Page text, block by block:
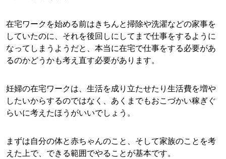
在宅ワークを始める前はきちんと掃除や洗濯などの家事を
していたのに、それを後回しにしてまで仕事をするように
なってしまうようだと、本当に在宅で仕事をする必要があ
るのかどうかも考え直す必要があります。
妊婦の在宅ワークは、生活を成り立たせたり生活費を増や
したいからするのではなく、あくまでもおこづかい稼ぎぐ
らいに考えたほうがいいでしょう。
まずは自分の体と赤ちゃんのこと、そして家族のことを考
えた上で、できる範囲でやることが基本です。